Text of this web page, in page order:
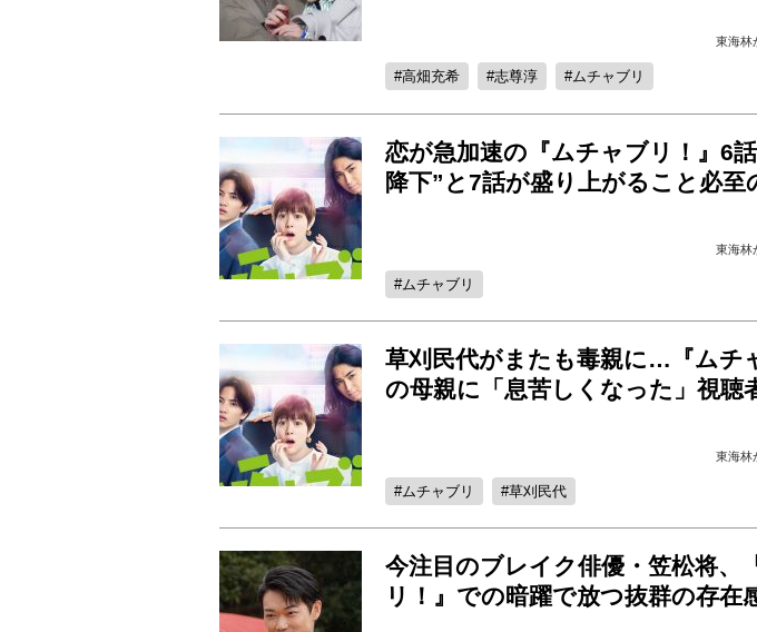
東海林
高畑充希 志尊淳 ムチャブリ
恋が急加速の『ムチャブリ！』6
降下”と7話が盛り上がること必至
東海林
ムチャブリ
草刈民代がまたも毒親に…『ムチ
の母親に「息苦しくなった」視聴
東海林
ムチャブリ 草刈民代
今注目のブレイク俳優・笠松将、
リ！』での暗躍で放つ抜群の存在